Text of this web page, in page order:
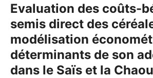
Evaluation des coûts-
semis direct des
modélisation
déterminants de son
dans le Saïs et la